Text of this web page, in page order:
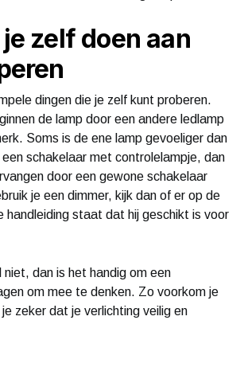
zelf doen aan
dingen die je zelf kunt proberen.
de lamp door een andere ledlamp
Soms is de ene lamp gevoeliger dan
schakelaar met controlelampje, dan
door een gewone schakelaar
je een dimmer, kijk dan of er op de
handleiding staat dat hij geschikt is voor
niet, dan is het handig om een
om mee te denken. Zo voorkom je
zeker dat je verlichting veilig en